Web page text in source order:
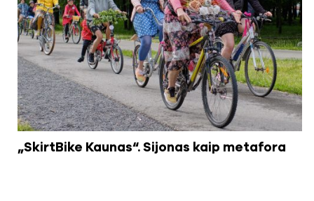
„SkirtBike Kaunas“. Sijonas kaip metafora